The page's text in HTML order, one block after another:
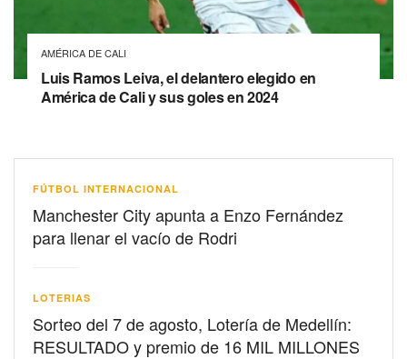
AMÉRICA DE CALI
Luis Ramos Leiva, el delantero elegido en
América de Cali y sus goles en 2024
FÚTBOL INTERNACIONAL
Manchester City apunta a Enzo Fernández
para llenar el vacío de Rodri
LOTERIAS
Sorteo del 7 de agosto, Lotería de Medellín:
RESULTADO y premio de 16 MIL MILLONES